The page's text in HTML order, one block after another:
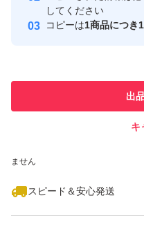
取引実績
ません
スピード＆安心発送
してください
コピーは1商品につき
出
キ